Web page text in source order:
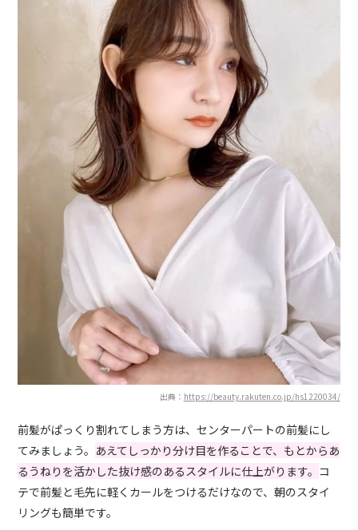
出典： https://beauty.rakuten.co.jp/hs1220034/
前髪がぱっくり割れてしまう方は、センターパートの前髪にし
てみましょう。 あえてしっかり分け目を作ることで、もとからあ
るうねりを活かした抜け感のあるスタイルに仕上がります。 コ
テで前髪と毛先に軽くカールをつけるだけなので、朝のスタイ
リングも簡単です。